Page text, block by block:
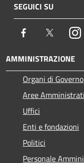
SEGUICI SU
Facebook Twitter
AMMINISTRAZIONE
Organi di Governo
Aree
Uffici
Enti e fondazioni
Politici
Personale